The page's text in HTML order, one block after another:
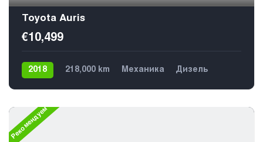
Toyota Auris
€10,499
2018 218,000 km Механика
Дизель
Рекомендуем